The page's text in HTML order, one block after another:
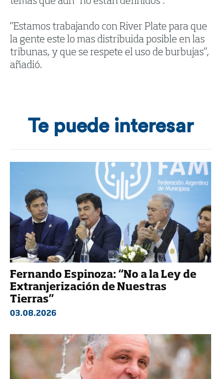
“Estamos trabajando con River Plate para que
la gente este lo mas distribuida posible en las
tribunas, y que se respete el uso de burbujas”,
añadió.
Te puede interesar
Fernando Espinoza: “No a la Ley de
Extranjerización de Nuestras
Tierras”
03.08.2026